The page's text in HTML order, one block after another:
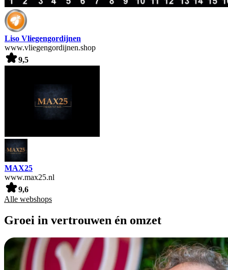
Liso Vliegengordijnen
www.vliegengordijnen.shop
9,5
MAX25
www.max25.nl
9,6
Alle webshops
Groei in vertrouwen én omzet